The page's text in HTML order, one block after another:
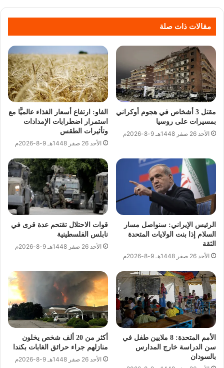
مقالات ذات صلة
مقتل 3 أشخاص في هجوم أوكراني
بمسيرات على روسيا
الأحد 26 صفر 1448هـ 9-8-2026م
الفاو: ارتفاع أسعار الغذاء عالميًّا مع
استمرار اضطرابات الإمدادات
وتأثيرات الطقس
الأحد 26 صفر 1448هـ 9-8-2026م
الرئيس الإيراني: سنواصل مسار
السلام إذا بنت الولايات المتحدة
الثقة
الأحد 26 صفر 1448هـ 9-8-2026م
قوات الاحتلال تقتحم عدة قرى في
نابلس الفلسطينية
الأحد 26 صفر 1448هـ 9-8-2026م
الأمم المتحدة: 8 ملايين طفل في
سن الدراسة خارج المدارس
بالسودان
أكثر من 20 ألف شخص يخلون
منازلهم جراء حرائق الغابات بكندا
الأحد 26 صفر 1448هـ 9-8-2026م